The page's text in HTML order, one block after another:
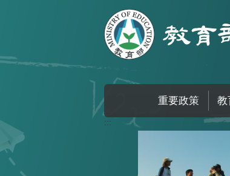
重要政策 教
:::